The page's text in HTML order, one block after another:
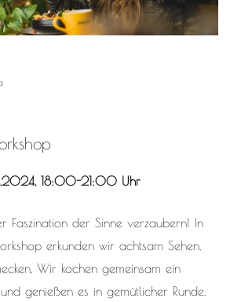
18:00-21:00 Uhr
Faszination der Sinne verzaubern! In
erkunden wir achtsam Sehen,
Wir kochen gemeinsam ein
genießen es in gemütlicher Runde.